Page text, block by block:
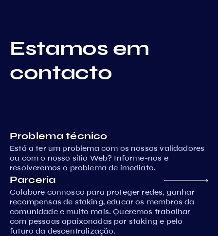
Estamos em
contacto
Problema técnico
Está a ter um problema com os nossos validadores
ou com o nosso sítio Web? Informe-nos e
resolveremos o problema de imediato.
Parceria
Colabore connosco para proteger redes, ganhar
recompensas de staking, educar os membros da
comunidade e muito mais. Queremos trabalhar
com pessoas apaixonadas por staking e pelo
futuro da descentralização.